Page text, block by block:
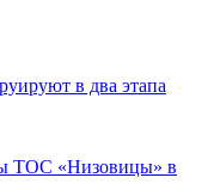
в два этапа
ТОС «Низовицы» в